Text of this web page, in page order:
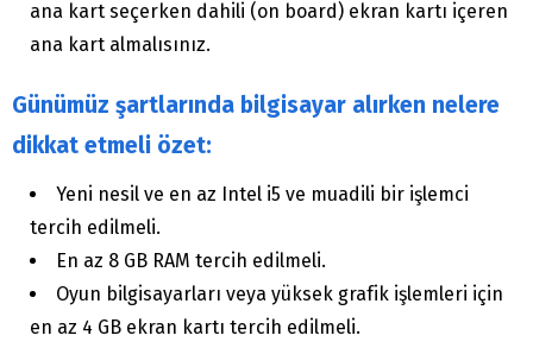
ana kart seçerken dahili (on board) ekran kartı içeren
ana kart almalısınız.
Günümüz şartlarında bilgisayar alırken nelere
dikkat etmeli özet:
Yeni nesil ve en az Intel i5 ve muadili bir işlemci
tercih edilmeli.
En az 8 GB RAM tercih edilmeli.
Oyun bilgisayarları veya yüksek grafik işlemleri için
en az 4 GB ekran kartı tercih edilmeli.